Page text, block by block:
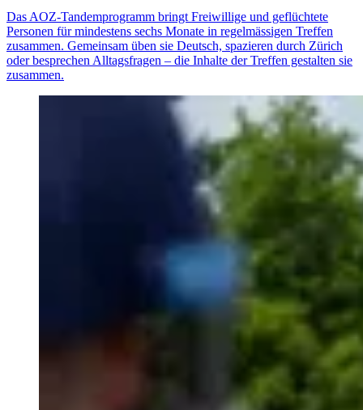
Das AOZ-Tandemprogramm bringt Freiwillige und geflüchtete
Personen für mindestens sechs Monate in regelmässigen Treffen
zusammen. Gemeinsam üben sie Deutsch, spazieren durch Zürich
oder besprechen Alltagsfragen – die Inhalte der Treffen gestalten sie
zusammen.